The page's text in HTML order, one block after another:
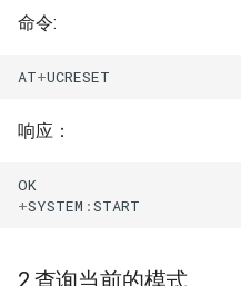
i
g
调试
通用命令
(U)SIM相关命令
网络服务相关命令
GPRS相关命令
6.查询当前GNSS的定位数据
GPRS EAT API说明
GNSS定位,GPRS上报Demo
UCM601NC
UCM606L
UCM608
UCM608H
命令:
AT+UCRESET
响应：
OK
+SYSTEM :START
2.查询当前的模式